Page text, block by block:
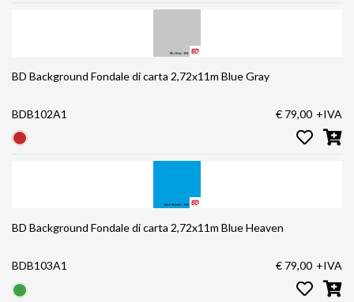
BD Background Fondale di carta 2,72x11m Blue Gray
BDB102A1 € 79,00 +IVA
BD Background Fondale di carta 2,72x11m Blue Heaven
BDB103A1 € 79,00 +IVA